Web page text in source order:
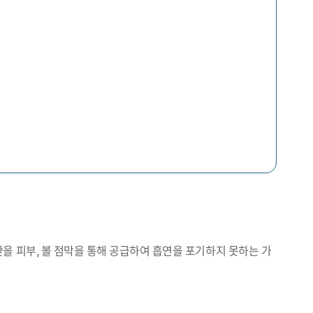
피부, 볼 점막을 통해 공급하여 흡연을 포기하지 못하는 가